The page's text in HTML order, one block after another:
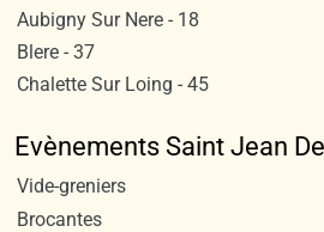
Aubigny Sur Nere - 18
Blere - 37
Chalette Sur Loing - 45
Evènements Saint Jean
Vide-greniers
Brocantes